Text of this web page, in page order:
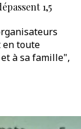
1,5
en toute
à sa famille",